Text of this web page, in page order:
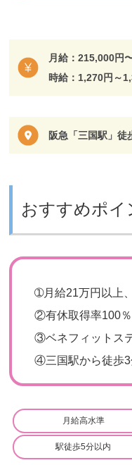
月給：215,000円
時給：1,270円～
阪急「三国駅」徒
おすすめポイ
➀月給21万円以上
②有休取得率100
③ベネフィットス
④三国駅から徒歩
月給高水準
駅徒歩5分以内